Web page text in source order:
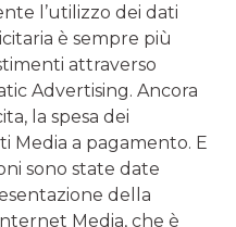
l’utilizzo dei dati
è sempre più
attraverso
Advertising. Ancora
la spesa dei
a pagamento. E
sono state date
della
Media, che è